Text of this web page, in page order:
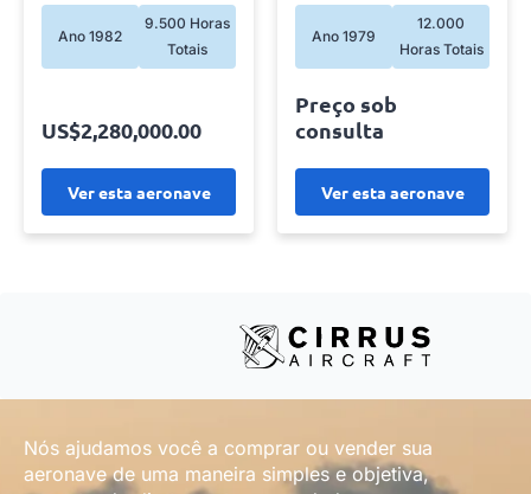
Ano 1982
9.500 Horas
Totais
Ver esta aeronave
US$2,280,000.00
Ano 1979
12.000
Horas Totais
Ver esta aeronave
Preço sob
consulta
Nós ajudamos você a comprar ou vender sua
aeronave de uma maneira simples e objetiva,